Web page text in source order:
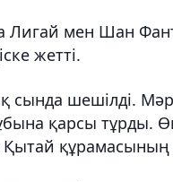
Лигай мен Шан
жетті.
сында шешілді.
қарсы тұрды.
құрамасының